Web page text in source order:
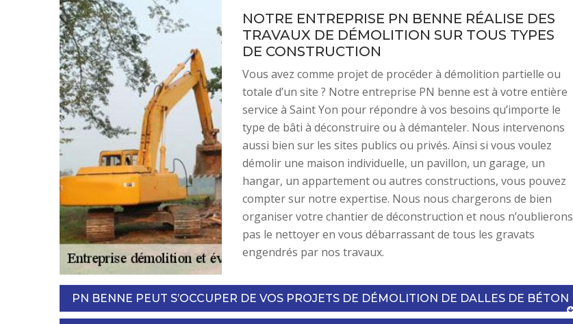
NOTRE ENTREPRISE PN BENNE RÉALISE DES
TRAVAUX DE DÉMOLITION SUR TOUS TYPES
DE CONSTRUCTION
Vous avez comme projet de procéder à démolition partielle ou
totale d’un site ? Notre entreprise PN benne est à votre entière
service à Saint Yon pour répondre à vos besoins qu’importe le
type de bâti à déconstruire ou à démanteler. Nous intervenons
aussi bien sur les sites publics ou privés. Ainsi si vous voulez
démolir une maison individuelle, un pavillon, un garage, un
hangar, un appartement ou autres constructions, vous pouvez
compter sur notre expertise. Nous nous chargerons de bien
organiser votre chantier de déconstruction et nous n’oublierons
pas le nettoyer en vous débarrassant de tous les gravats
engendrés par nos travaux.
PN BENNE PEUT S’OCCUPER DE VOS PROJETS DE DÉMOLITION DE DALLES DE BÉTON